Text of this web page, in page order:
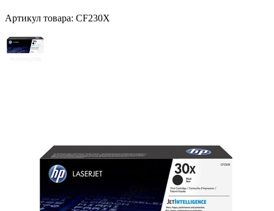
Артикул товара: CF230X